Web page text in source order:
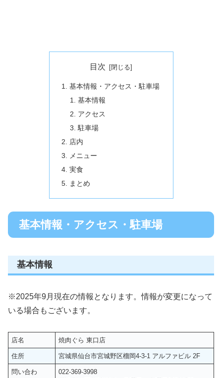
目次
基本情報・アクセス・駐車場
基本情報
アクセス
駐車場
店内
メニュー
実食
まとめ
基本情報・アクセス・駐車場
基本情報
※2025年9月現在の情報となります。情報が変更になって
いる場合もございます。
店名 焼肉ぐら 東口店
住所 宮城県仙台市宮城野区榴岡4-3-1 アルファビル 2F
問い合わ
022-369-3998